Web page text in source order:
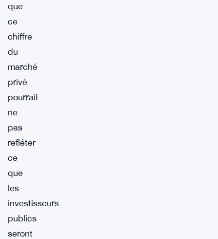
que
ce
chiffre
du
marché
privé
pourrait
ne
pas
refléter
ce
que
les
investisseurs
publics
seront